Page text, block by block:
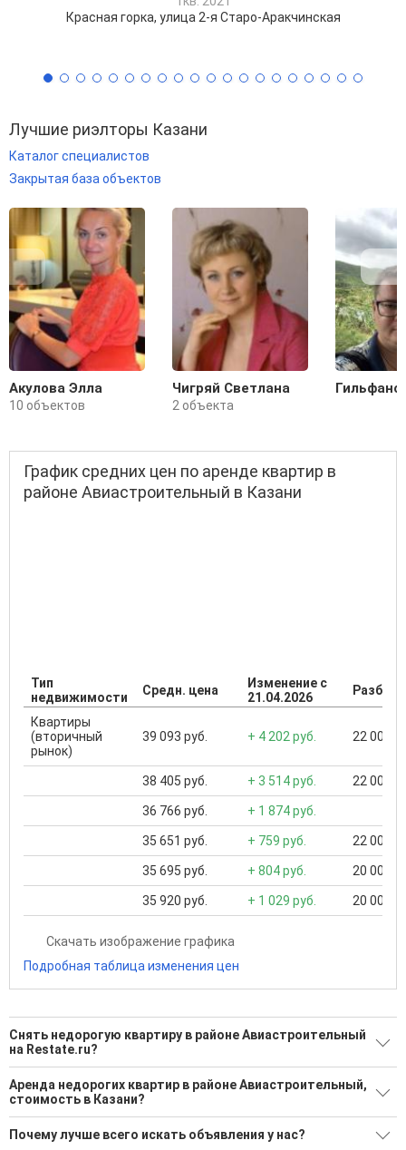
Красная горка, улица 2-я Старо-Аракчинская
Лучшие риэлторы Казани
Каталог специалистов
Закрытая база объектов
Акулова Элла
10 объектов
Чигряй Светлана
2 объекта
График средних цен по аренде квартир в
районе Авиастроительный в Казани
Тип
недвижимости
Средн. цена
Изменение с
21.04.2026
Квартиры
(вторичный
рынок)
39 093 руб. + 4 202 руб. 22 000
38 405 руб. + 3 514 руб. 22 000
36 766 руб. + 1 874 руб.
35 651 руб. + 759 руб. 22 000
35 695 руб. + 804 руб. 20 000
35 920 руб. + 1 029 руб. 20 000
Скачать изображение графика
Подробная таблица изменения цен
Снять недорогую квартиру в районе Авиастроительный
на Restate.ru?
Поможем Снять недорогую квартиру в районе
Авиастроительный?
58 актуальных и проверенных объявлений
Аренда недорогих квартир в районе Авиастроительный,
стоимость в Казани?
Минимальная цена: 15 000 Р. Максимальная цена: 65 000 Р;
Средняя: 31 599 Р
Почему лучше всего искать объявления у нас?